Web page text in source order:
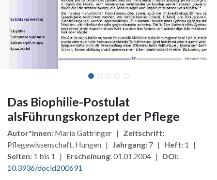
Das Biophilie-Postulat
alsFührungskonzept der Pflege
Autor*innen: Maria Gattringer | Zeitschrift:
Pflegewissenschaft, Hungen | Jahrgang: 7 | Heft: 1 |
Seiten: 1 bis 1 | Erscheinung:01.01.2004 | DOI:
10.3936/docid200691